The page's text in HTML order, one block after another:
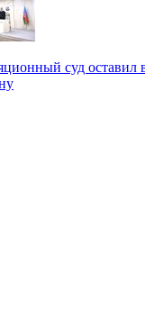
суд оставил